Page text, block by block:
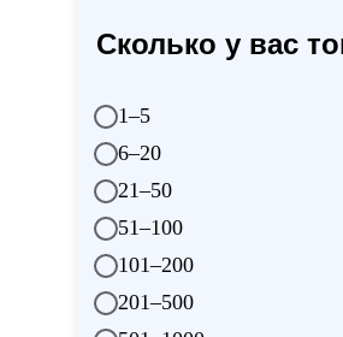
Сколько у вас
1–5
6–20
21–50
51–100
101–200
201–500